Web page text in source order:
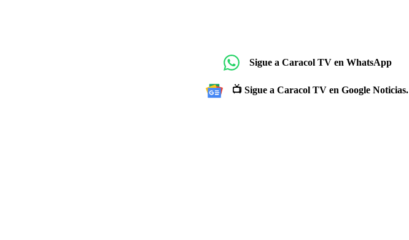
Sigue a Caracol TV en WhatsApp
📺 Sigue a Caracol TV en Google Noticias.